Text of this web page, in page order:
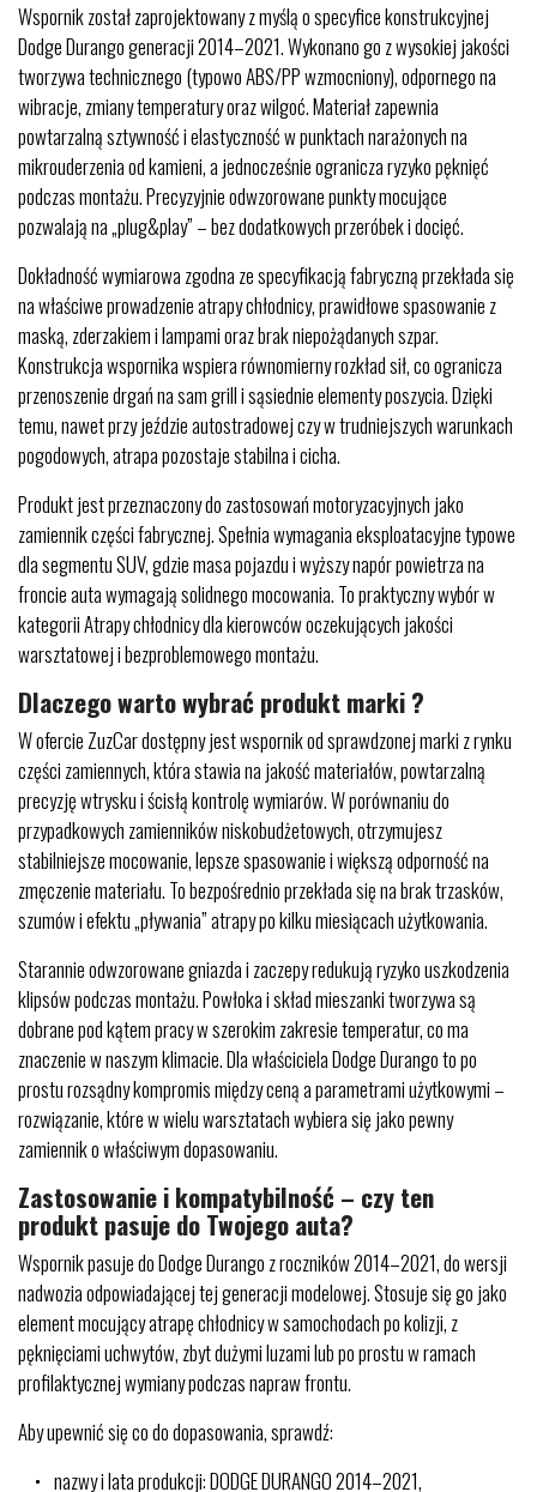
Wspornik został zaprojektowany z myślą o specyfice konstrukcyjnej
Dodge Durango generacji 2014–2021. Wykonano go z wysokiej jakości
tworzywa technicznego (typowo ABS/PP wzmocniony), odpornego na
wibracje, zmiany temperatury oraz wilgoć. Materiał zapewnia
powtarzalną sztywność i elastyczność w punktach narażonych na
mikrouderzenia od kamieni, a jednocześnie ogranicza ryzyko pęknięć
podczas montażu. Precyzyjnie odwzorowane punkty mocujące
pozwalają na „plug&play” – bez dodatkowych przeróbek i docięć.
Dokładność wymiarowa zgodna ze specyfikacją fabryczną przekłada się
na właściwe prowadzenie atrapy chłodnicy, prawidłowe spasowanie z
maską, zderzakiem i lampami oraz brak niepożądanych szpar.
Konstrukcja wspornika wspiera równomierny rozkład sił, co ogranicza
przenoszenie drgań na sam grill i sąsiednie elementy poszycia. Dzięki
temu, nawet przy jeździe autostradowej czy w trudniejszych warunkach
pogodowych, atrapa pozostaje stabilna i cicha.
Produkt jest przeznaczony do zastosowań motoryzacyjnych jako
zamiennik części fabrycznej. Spełnia wymagania eksploatacyjne typowe
dla segmentu SUV, gdzie masa pojazdu i wyższy napór powietrza na
froncie auta wymagają solidnego mocowania. To praktyczny wybór w
kategorii Atrapy chłodnicy dla kierowców oczekujących jakości
warsztatowej i bezproblemowego montażu.
Dlaczego warto wybrać produkt marki ?
W ofercie ZuzCar dostępny jest wspornik od sprawdzonej marki z rynku
części zamiennych, która stawia na jakość materiałów, powtarzalną
precyzję wtrysku i ścisłą kontrolę wymiarów. W porównaniu do
przypadkowych zamienników niskobudżetowych, otrzymujesz
stabilniejsze mocowanie, lepsze spasowanie i większą odporność na
zmęczenie materiału. To bezpośrednio przekłada się na brak trzasków,
szumów i efektu „pływania” atrapy po kilku miesiącach użytkowania.
Starannie odwzorowane gniazda i zaczepy redukują ryzyko uszkodzenia
klipsów podczas montażu. Powłoka i skład mieszanki tworzywa są
dobrane pod kątem pracy w szerokim zakresie temperatur, co ma
znaczenie w naszym klimacie. Dla właściciela Dodge Durango to po
prostu rozsądny kompromis między ceną a parametrami użytkowymi –
rozwiązanie, które w wielu warsztatach wybiera się jako pewny
zamiennik o właściwym dopasowaniu.
Zastosowanie i kompatybilność – czy ten
produkt pasuje do Twojego auta?
Wspornik pasuje do Dodge Durango z roczników 2014–2021, do wersji
nadwozia odpowiadającej tej generacji modelowej. Stosuje się go jako
element mocujący atrapę chłodnicy w samochodach po kolizji, z
pęknięciami uchwytów, zbyt dużymi luzami lub po prostu w ramach
profilaktycznej wymiany podczas napraw frontu.
Aby upewnić się co do dopasowania, sprawdź:
nazwy i lata produkcji: DODGE DURANGO 2014–2021,